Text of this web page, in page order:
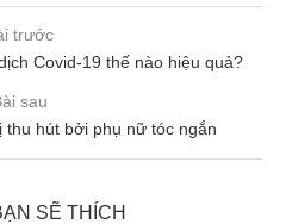
trước
Covid-19 thế nào hiệu quả?
sau
thu hút bởi phụ nữ tóc ngắn
SẼ THÍCH